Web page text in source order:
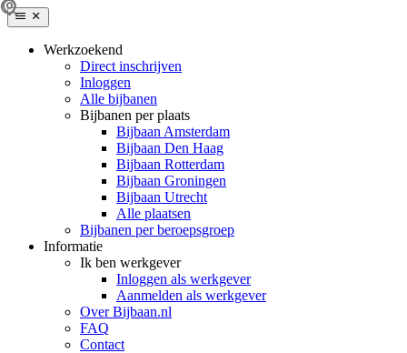
Werkzoekend
Direct inschrijven
Inloggen
Alle bijbanen
Bijbanen per plaats
Bijbaan Amsterdam
Bijbaan Den Haag
Bijbaan Rotterdam
Bijbaan Groningen
Bijbaan Utrecht
Alle plaatsen
Bijbanen per beroepsgroep
Informatie
Ik ben werkgever
Inloggen als werkgever
Aanmelden als werkgever
Over Bijbaan.nl
FAQ
Contact